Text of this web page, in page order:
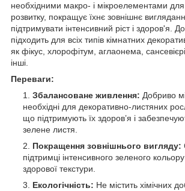
необхідними макро- і мікроелементами
розвитку, покращує їхнє зовнішнє
підтримувати інтенсивний ріст і здоров'я.
підходить для всіх типів кімнатних
як фікус, хлорофітум, аглаонема,
інші.
Переваги:
Збалансоване живлення: Добриво
необхідні для декоративно-листяних
що підтримують їх здоров’я і
зелене листя.
Покращення зовнішнього вигляду:
підтримці інтенсивного зеленого
здорової текстури.
Екологічність: Не містить хімічних